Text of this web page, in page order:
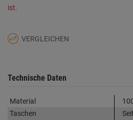
ist.
VERGLEICHEN
Technische Daten
Material
Taschen